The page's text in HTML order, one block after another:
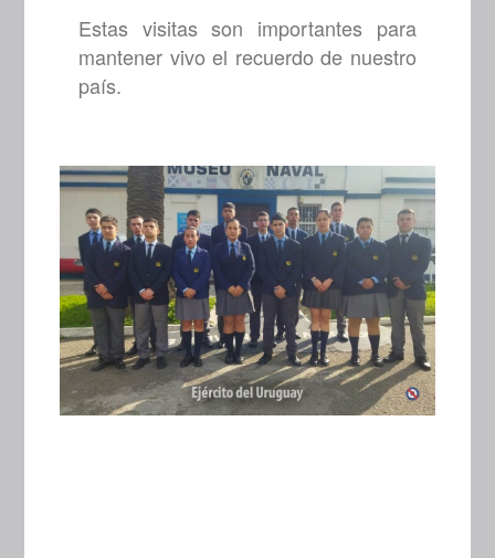
Estas visitas son importantes para
mantener vivo el recuerdo de nuestro
país.